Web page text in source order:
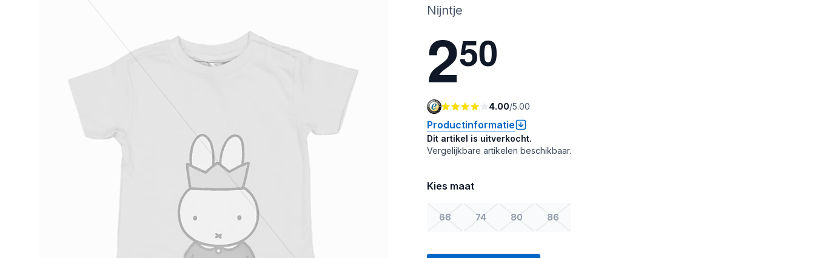
Nijntje
250
4.00/5.00
Productinformatie
Dit artikel is uitverkocht.
Vergelijkbare artikelen beschikbaar.
Kies maat
68 74 80 86